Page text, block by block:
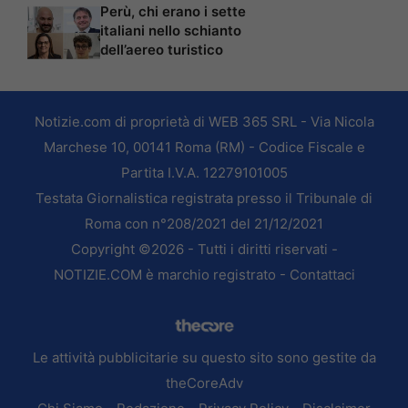
Perù, chi erano i sette
italiani nello schianto
dell’aereo turistico
Notizie.com di proprietà di WEB 365 SRL - Via Nicola
Marchese 10, 00141 Roma (RM) - Codice Fiscale e
Partita I.V.A. 12279101005
Testata Giornalistica registrata presso il Tribunale di
Roma con n°208/2021 del 21/12/2021
Copyright ©2026 - Tutti i diritti riservati -
NOTIZIE.COM è marchio registrato - Contattaci
Le attività pubblicitarie su questo sito sono gestite da
theCoreAdv